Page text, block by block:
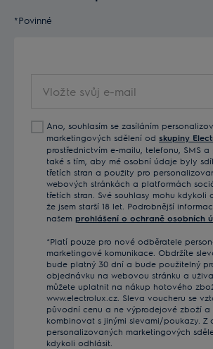
*Povinné
svůj
mailAno, souhlasím se zasíláním
marketingových sdělení od skupiny
prostřednictvím e-mailu, telefonu, SMS a
také s tím, aby mé osobní údaje byly
třetích stran a použity pro
webových stránkách a platformách
třetích stran. Své souhlasy mohu kdykoli
že jsem starší 18 let. Podrobnější
našem prohlášení o ochraně osobních
*Platí pouze pro nové odběratele
marketingové komunikace. Obdržíte
bude platný 30 dní a bude použitelný
objednávku na webovou stránku a
můžete uplatnit na nákup hotového
www.electrolux.cz. Sleva voucheru se
původní cenu a ne výprodejové zboží a
kombinovat s jinými slevami/poukazy. Z
personalizovaných marketingových
kdykoli odhlásit.